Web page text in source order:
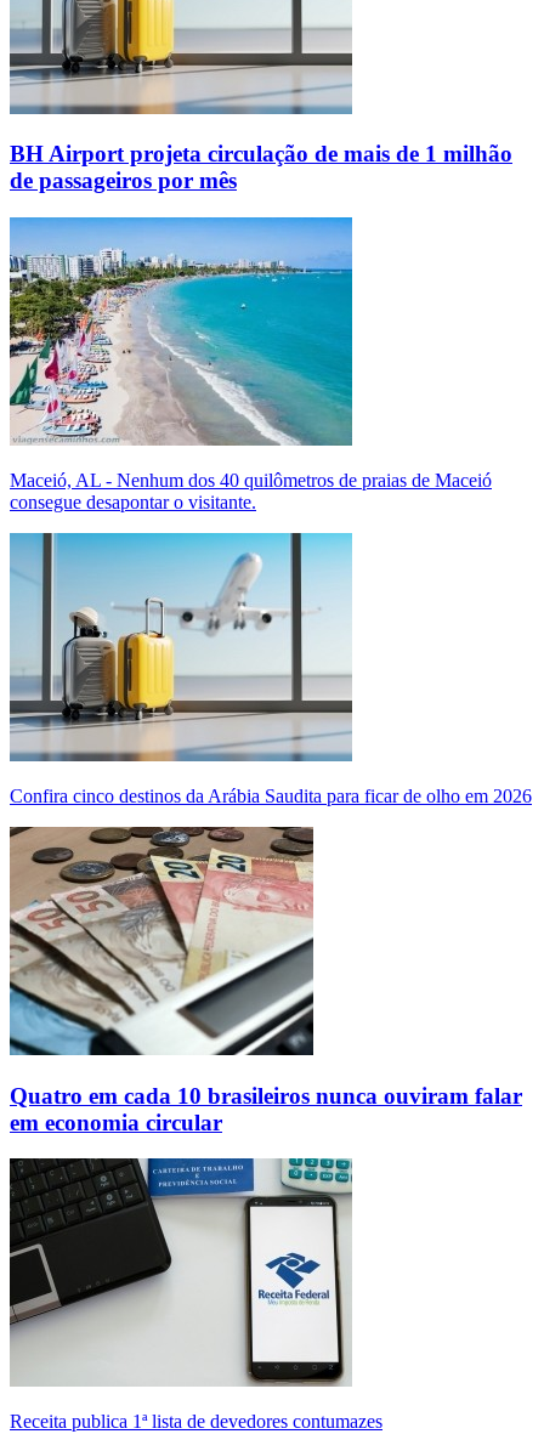
BH Airport projeta circulação de mais de 1 milhão
de passageiros por mês
Maceió, AL - Nenhum dos 40 quilômetros de praias de Maceió
consegue desapontar o visitante.
Confira cinco destinos da Arábia Saudita para ficar de olho em 2026
Quatro em cada 10 brasileiros nunca ouviram falar
em economia circular
Receita publica 1ª lista de devedores contumazes